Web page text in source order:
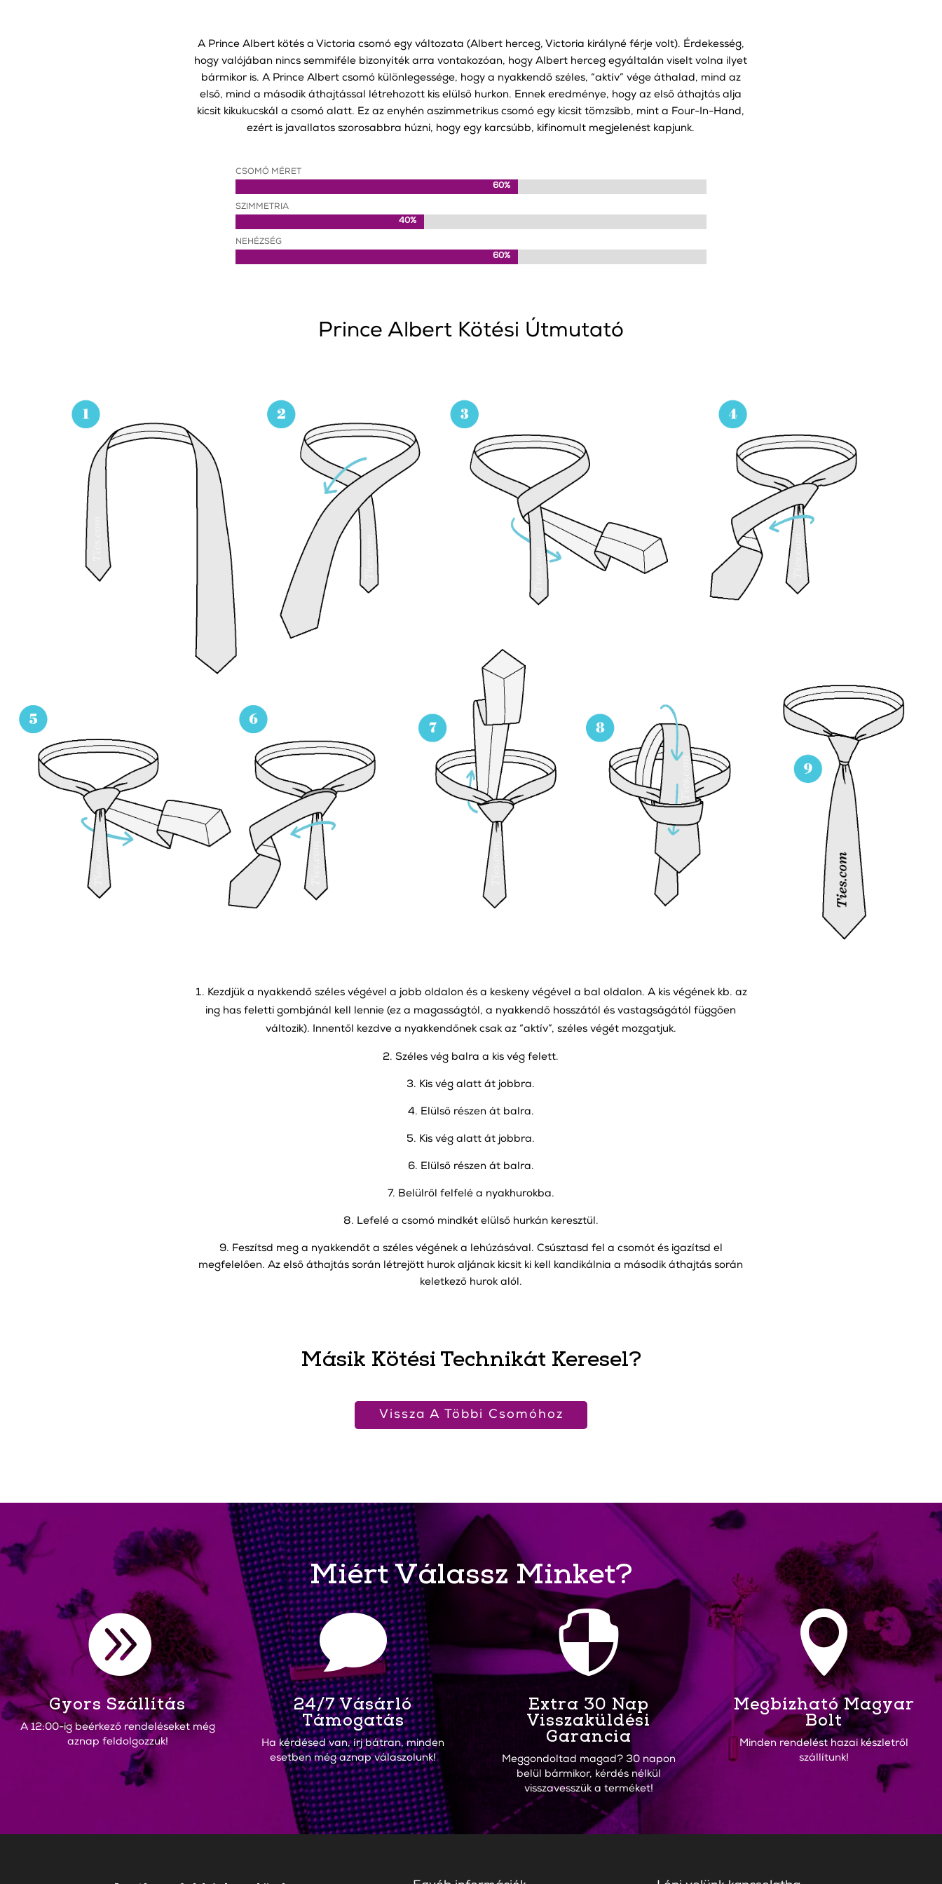
A Prince Albert kötés a Victoria csomó egy változata (Albert herceg, Victoria királyné férje volt). Érdekesség,
hogy valójában nincs semmiféle bizonyíték arra vontakozóan, hogy Albert herceg egyáltalán viselt volna ilyet
bármikor is. A Prince Albert csomó különlegessége, hogy a nyakkendő széles, “aktív” vége áthalad, mind az
első, mind a második áthajtással létrehozott kis elülső hurkon. Ennek eredménye, hogy az első áthajtás alja
kicsit kikukucskál a csomó alatt. Ez az enyhén aszimmetrikus csomó egy kicsit tömzsibb, mint a Four-In-Hand,
ezért is javallatos szorosabbra húzni, hogy egy karcsúbb, kifinomult megjelenést kapjunk.
CSOMÓ MÉRET
60%
60%
SZIMMETRIA
40%
40%
NEHÉZSÉG
60%
60%
Prince Albert Kötési Útmutató
Kezdjük a nyakkendő széles végével a jobb oldalon és a keskeny végével a bal oldalon. A kis végének kb. az
ing has feletti gombjánál kell lennie (ez a magasságtól, a nyakkendő hosszától és vastagságától függően
változik). Innentől kezdve a nyakkendőnek csak az “aktív”, széles végét mozgatjuk.
2. Széles vég balra a kis vég felett.
3. Kis vég alatt át jobbra.
4. Elülső részen át balra.
5. Kis vég alatt át jobbra.
6. Elülső részen át balra.
7. Belülről felfelé a nyakhurokba.
8. Lefelé a csomó mindkét elülső hurkán keresztül.
9. Feszítsd meg a nyakkendőt a széles végének a lehúzásával. Csúsztasd fel a csomót és igazítsd el
megfelelően. Az első áthajtás során létrejött hurok aljának kicsit ki kell kandikálnia a második áthajtás során
keletkező hurok alól.
Másik Kötési Technikát Keresel?
Vissza A Többi Csomóhoz
Miért Válassz Minket?

Gyors Szállítás
A 12:00-ig beérkező rendeléseket még
aznap feldolgozzuk!

24/7 Vásárló
Támogatás
Ha kérdésed van, írj bátran, minden
esetben még aznap válaszolunk!

Extra 30 Nap
Visszaküldési
Garancia
Meggondoltad magad? 30 napon
belül bármikor, kérdés nélkül
visszavesszük a terméket!

Megbízható Magyar
Bolt
Minden rendelést hazai készletről
szállítunk!